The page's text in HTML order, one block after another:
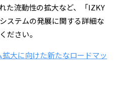
た流動性の拡大など、「IZKY
ステムの発展に関する詳細な
ださい。
大に向けた新たなロードマッ